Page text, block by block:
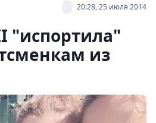
20:28, 25 июля 2014
"испортила"
из